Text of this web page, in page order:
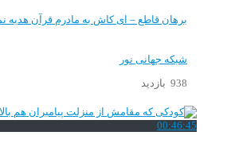
برهان قاطع – ای کاش به مادرم قرآن هدیه
شبکه جهانی نور
938 بازدید
00:46:45